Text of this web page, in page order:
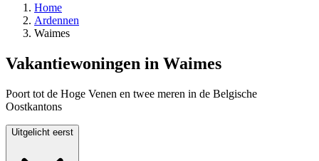
Home
Ardennen
Waimes
Vakantiewoningen in Waimes
Poort tot de Hoge Venen en twee meren in de Belgische
Oostkantons
Uitgelicht eerst